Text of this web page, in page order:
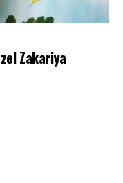
Zakariya